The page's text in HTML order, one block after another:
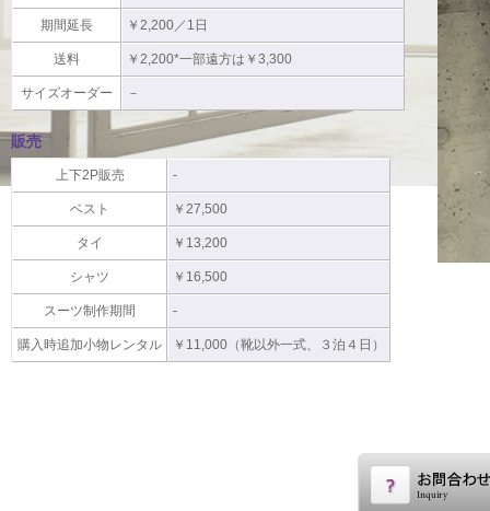
期間延長 ￥2,200／1日
送料 ￥2,200*一部遠方は￥3,300
サイズオーダー －
販売
上下2P販売 -
ベスト ￥27,500
タイ ￥13,200
シャツ ￥16,500
スーツ制作期間 -
購入時追加小物レンタル ￥11,000（靴以外一式、３泊４日）